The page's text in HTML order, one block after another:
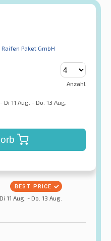
Raifen Paket GmbH
Anzahl
11 Aug. - Do. 13 Aug.
Aug. - Do. 13 Aug.